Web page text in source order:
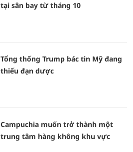
tại sân bay từ tháng 10
Tổng thống Trump bác tin Mỹ đang
thiếu đạn dược
Campuchia muốn trở thành một
trung tâm hàng không khu vực